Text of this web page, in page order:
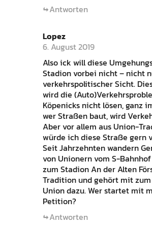
Antworten
Lopez
6. August 2019
Also ick will diese
Stadion vorbei nicht – nicht
verkehrspolitischer Sicht.
wird die
Köpenicks nicht lösen, ganz
wer Straßen baut, wird
Aber vor allem aus Union-
würde ich diese Straße gern
Seit Jahrzehnten wandern
von Unionern vom S-
zum Stadion An der Alten
Tradition und gehört mit
Union dazu. Wer startet mit
Petition?
Antworten